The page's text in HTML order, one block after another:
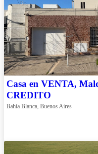
Casa en VENTA,
CREDITO
Bahía Blanca, Buenos Aires